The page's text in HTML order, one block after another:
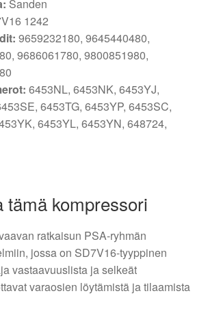
Sanden
1242
9659232180, 9645440480,
9686061780, 9800851980,
6453NL, 6453NK, 6453YJ,
6453TG, 6453YP, 6453SC,
6453YL, 6453YN, 648724,
tämä kompressori
ratkaisun PSA-ryhmän
jossa on SD7V16-tyyppinen
vastaavuuslista ja selkeät
varaosien löytämistä ja tilaamista